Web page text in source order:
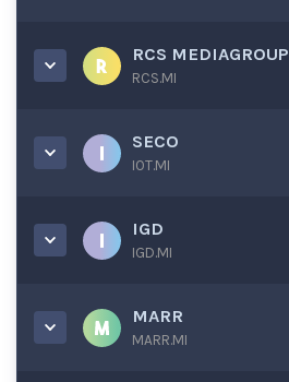
RCS MEDIAGROUP
RCS.MI
SECO
IOT.MI
IGD
IGD.MI
MARR
MARR.MI